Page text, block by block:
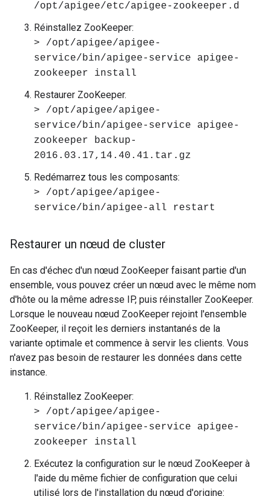
/opt/apigee/etc/apigee-zookeeper.d
Réinstallez ZooKeeper:
> /opt/apigee/apigee-
service/bin/apigee-service apigee-
zookeeper install
Restaurer ZooKeeper.
> /opt/apigee/apigee-
service/bin/apigee-service apigee-
zookeeper backup-
2016.03.17,14.40.41.tar.gz
Redémarrez tous les composants:
> /opt/apigee/apigee-
service/bin/apigee-all restart
Restaurer un nœud de cluster
En cas d'échec d'un nœud ZooKeeper faisant partie d'un
ensemble, vous pouvez créer un nœud avec le même nom
d'hôte ou la même adresse IP, puis réinstaller ZooKeeper.
Lorsque le nouveau nœud ZooKeeper rejoint l'ensemble
ZooKeeper, il reçoit les derniers instantanés de la
variante optimale et commence à servir les clients. Vous
n'avez pas besoin de restaurer les données dans cette
instance.
Réinstallez ZooKeeper:
> /opt/apigee/apigee-
service/bin/apigee-service apigee-
zookeeper install
Exécutez la configuration sur le nœud ZooKeeper à
l'aide du même fichier de configuration que celui
utilisé lors de l'installation du nœud d'origine: